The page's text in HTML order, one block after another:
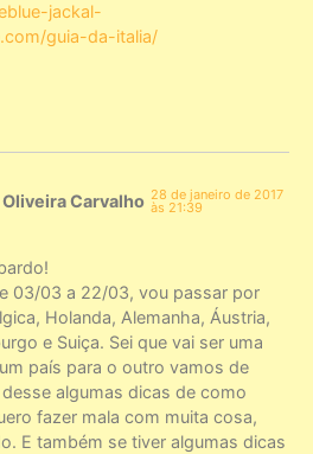
jackal-
guia-da-italia/
Carvalho 28 de janeiro de 2017
às 21:39
03/03 a 22/03, vou passar por
Holanda, Alemanha, Áustria,
e Suiça. Sei que vai ser uma
país para o outro vamos de
algumas dicas de como
fazer mala com muita cosa,
E também se tiver algumas dicas